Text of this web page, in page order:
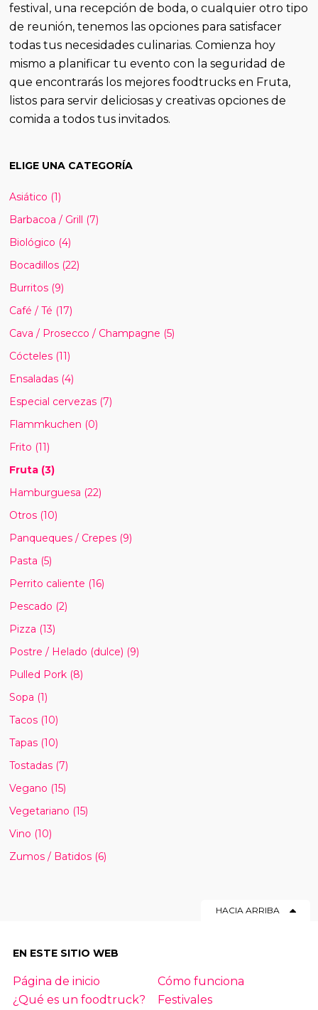
festival, una recepción de boda, o cualquier otro tipo
de reunión, tenemos las opciones para satisfacer
todas tus necesidades culinarias. Comienza hoy
mismo a planificar tu evento con la seguridad de
que encontrarás los mejores foodtrucks en Fruta,
listos para servir deliciosas y creativas opciones de
comida a todos tus invitados.
ELIGE UNA CATEGORÍA
Asiático (1)
Barbacoa / Grill (7)
Biológico (4)
Bocadillos (22)
Burritos (9)
Café / Té (17)
Cava / Prosecco / Champagne (5)
Cócteles (11)
Ensaladas (4)
Especial cervezas (7)
Flammkuchen (0)
Frito (11)
Fruta (3)
Hamburguesa (22)
Otros (10)
Panqueques / Crepes (9)
Pasta (5)
Perrito caliente (16)
Pescado (2)
Pizza (13)
Postre / Helado (dulce) (9)
Pulled Pork (8)
Sopa (1)
Tacos (10)
Tapas (10)
Tostadas (7)
Vegano (15)
Vegetariano (15)
Vino (10)
Zumos / Batidos (6)
HACIA ARRIBA
EN ESTE SITIO WEB
Página de inicio
Cómo funciona
¿Qué es un foodtruck?
Festivales